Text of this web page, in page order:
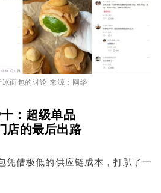
面包的讨论 来源：网络
：超级单品
店的最后出路
凭借极低的供应链成本，打趴了一